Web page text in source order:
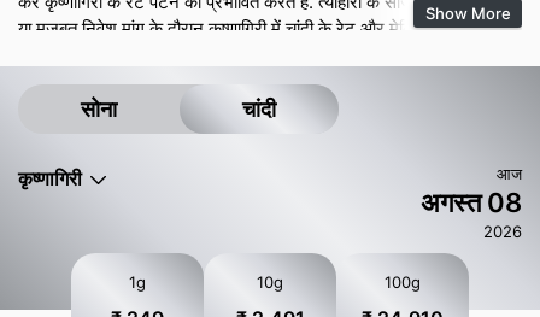
या मजबूत निवेश मांग के दौरान कृष्णागिरी में चांदी के रेट और मेकिंग चार्ज मजबूत
मिल सकते हैं. सोने की तरह, अंतिम भुगतान में ज्वेलरी पर मेकिंग चार्ज, जीएसटी
और किसी भी डिजाइन प्रीमियम शामिल होते हैं, इसलिए बिल का ब्रेक-अप मांगना
ऑफर की तुलना करने में मदद करता है.
Show More
सोना चांदी
कृष्णागिरी आज
अगस्त 08
2026
1g 10g 100g